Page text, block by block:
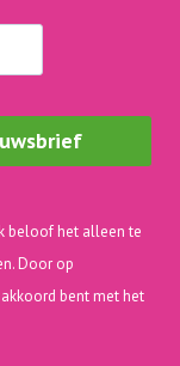
beloof het alleen te
Door op
bent met het